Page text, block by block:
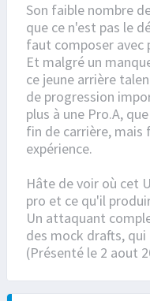
Son faible nombre
que ce n'est pas le
faut composer avec
Et malgré un
ce jeune arrière
de progression
plus à une Pro.A,
fin de carrière, mais
expérience.
Hâte de voir où cet
pro et ce qu'il
Un attaquant
des mock drafts, qui
(Présenté le 2 aout